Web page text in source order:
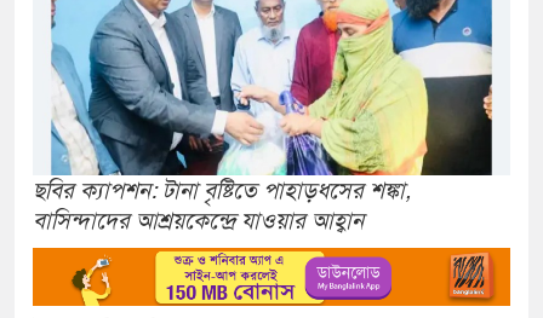
ছবির ক্যাপশন: টানা বৃষ্টিতে পাহাড়ধসের শঙ্কা,
বাসিন্দাদের আশ্রয়কেন্দ্রে যাওয়ার আহ্বান